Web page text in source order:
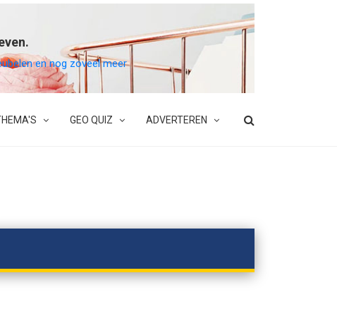
en nog zoveel meer
GEO QUIZ ADVERTEREN